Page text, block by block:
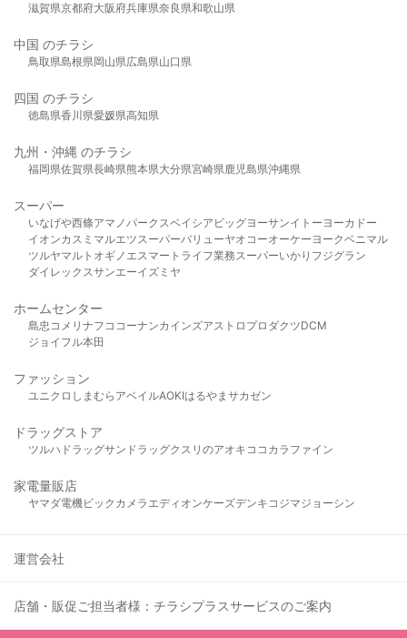
滋賀県京都府大阪府兵庫県奈良県和歌山県
中国 のチラシ
鳥取県島根県岡山県広島県山口県
四国 のチラシ
徳島県香川県愛媛県高知県
九州・沖縄 のチラシ
福岡県佐賀県長崎県熊本県大分県宮崎県鹿児島県沖縄県
スーパー
いなげや西條アマノパークスベイシア ビッグヨーサンイトーヨーカドー
イオンカスミ マルエツスーパーバリューヤオコーオーケー ヨークベニマル
ツルヤマルト オギノ エスマート ライフ業務スーパーいかり フジグラン
ダイレックスサンエーイズミヤ
ホームセンター
島忠 コメリ ナフコ コーナンカインズアストロプロダクツDCM
ジョイフル本田
ファッション
ユニクロ しまむら アベイルAOKIはるやま サカゼン
ドラッグストア
ツルハドラッグサンドラッグクスリのアオキ ココカラファイン
家電量販店
ヤマダ電機ビックカメラ エディオンケーズデンキ コジマジョーシン
運営会社
店舗・販促ご担当者様：チラシプラスサービスのご案内